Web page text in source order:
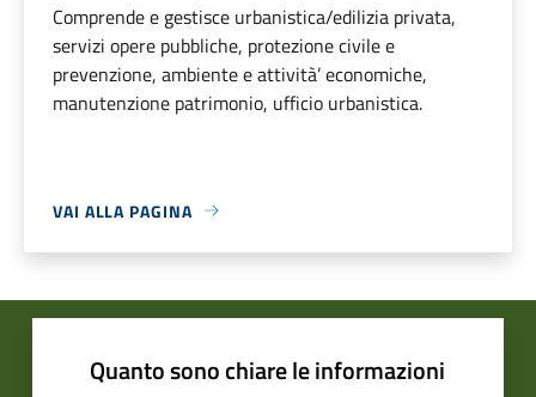
Comprende e gestisce urbanistica/edilizia privata,
servizi opere pubbliche, protezione civile e
prevenzione, ambiente e attività’ economiche,
manutenzione patrimonio, ufficio urbanistica.
VAI ALLA PAGINA
Quanto sono chiare le informazioni